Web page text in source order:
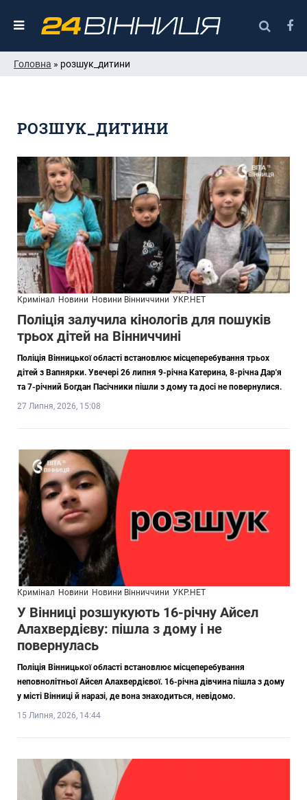
Головна » розшук_дитини
РОЗШУК_ДИТИНИ
Кримінал Новини Новини Вінниччини УКР.НЕТ
Поліція залучила кінологів для пошуків
трьох дітей на Вінниччині
Поліція Вінницької області встановлює місцеперебування трьох
дітей з Вапнярки. Увечері 26 липня 9-річна Катерина, 8-річна Дар'я
та 7-річний Богдан Пасічники пішли з дому та досі не повернулися.
27 Липня, 2026, 15:08
Кримінал Новини Новини Вінниччини УКР.НЕТ
У Вінниці розшукують 16-річну Айсел
Алахвердієву: пішла з дому і не
повернулась
Поліція Вінницької області встановлює місцеперебування
неповнолітньої Айсел Алахвердієвої. 16-річна дівчина пішла з дому
у місті Вінниці й наразі, де вона знаходиться, невідомо.
15 Липня, 2026, 14:44